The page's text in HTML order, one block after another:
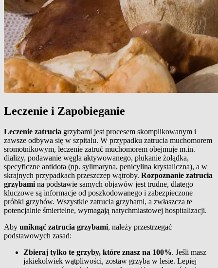
Leczenie i Zapobieganie
Leczenie zatrucia grzybami jest procesem skomplikowanym i
zawsze odbywa się w szpitalu. W przypadku zatrucia muchomorem
sromotnikowym, leczenie zatruć muchomorem obejmuje m.in.
dializy, podawanie węgla aktywowanego, płukanie żołądka,
specyficzne antidota (np. sylimaryna, penicylina krystaliczna), a w
skrajnych przypadkach przeszczep wątroby. Rozpoznanie zatrucia
grzybami na podstawie samych objawów jest trudne, dlatego
kluczowe są informacje od poszkodowanego i zabezpieczone
próbki grzybów. Wszystkie zatrucia grzybami, a zwłaszcza te
potencjalnie śmiertelne, wymagają natychmiastowej hospitalizacji.
Aby uniknąć zatrucia grzybami, należy przestrzegać
podstawowych zasad:
Zbieraj tylko te grzyby, które znasz na 100%. Jeśli masz
jakiekolwiek wątpliwości, zostaw grzyba w lesie. Lepiej